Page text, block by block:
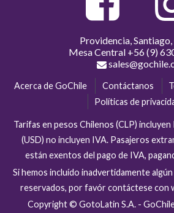
Providencia,
Mesa Central +56 (9)
Acerca de GoChile Contáctanos
Políticas de
Tarifas en pesos Chilenos (CLP)
(USD) no incluyen IVA. Pasajeros
están exentos del pago de IVA,
Si hemos incluído inadvertidamente
reservados, por favór contáctese con
Copyright © GotoLatin S.A. -